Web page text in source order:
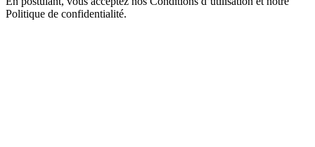
Politique de confidentialité.